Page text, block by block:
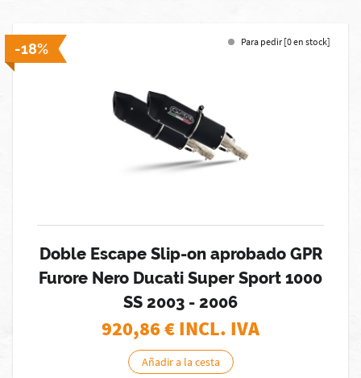
-18% Para pedir [0 en stock]
Doble Escape Slip-on aprobado GPR
Furore Nero Ducati Super Sport 1000
SS 2003 - 2006
920,86€ INCL. IVA
Añadir a la cesta